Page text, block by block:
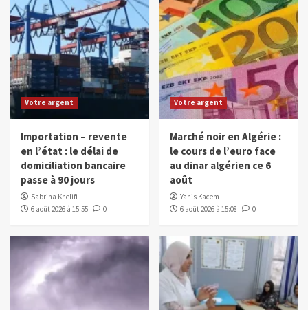
Votre argent
Importation – revente
en l’état : le délai de
domiciliation bancaire
passe à 90 jours
Sabrina Khelifi
6 août 2026 à 15:55
0
Votre argent
Marché noir en Algérie :
le cours de l’euro face
au dinar algérien ce 6
août
Yanis Kacem
6 août 2026 à 15:08
0